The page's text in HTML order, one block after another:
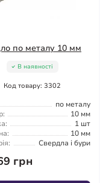
по металу 10 мм
В наявності
Код товару: 3302
по металу
10 мм
1 шт
10 мм
Свердла і бури
грн